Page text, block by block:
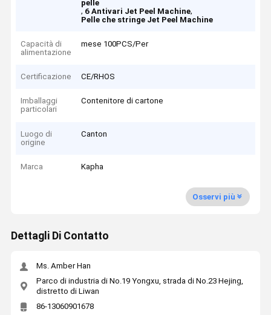
pelle
, 6 Antivari Jet Peel Machine,
Pelle che stringe Jet Peel Machine
Capacità di
alimentazione
mese 100PCS/Per
Certificazione CE/RHOS
Imballaggi
particolari
Contenitore di cartone
Luogo di
origine
Canton
Marca Kapha
Osservi più
Dettagli Di Contatto
Ms. Amber Han
Parco di industria di No.19 Yongxu, strada di No.23 Hejing,
distretto di Liwan
86-13060901678